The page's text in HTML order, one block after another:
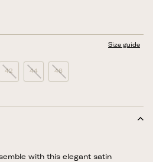
Size guide
42 44 46
with this elegant satin